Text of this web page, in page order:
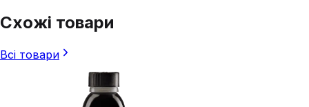
Схожі товари
Всі товари